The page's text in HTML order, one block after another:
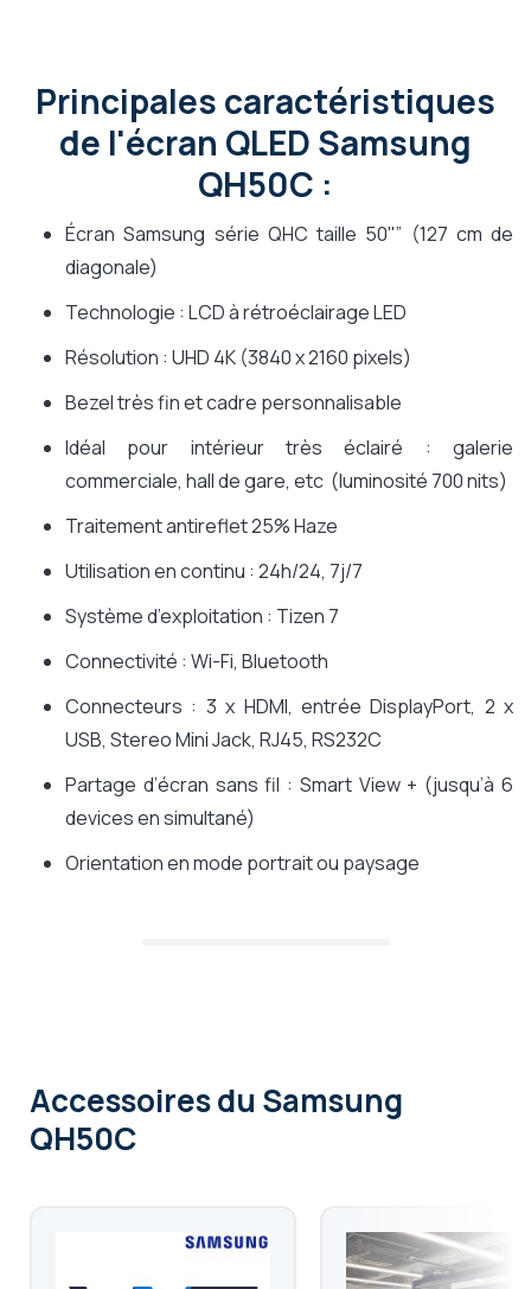
Principales caractéristiques
de l'écran QLED Samsung
QH50C :
Écran Samsung série QHC taille 50"” (127 cm de
diagonale)
Technologie : LCD à rétroéclairage LED
Résolution : UHD 4K (3840 x 2160 pixels)
Bezel très fin et cadre personnalisable
Idéal pour intérieur très éclairé : galerie
commerciale, hall de gare, etc (luminosité 700 nits)
Traitement antireflet 25% Haze
Utilisation en continu : 24h/24, 7j/7
Système d’exploitation : Tizen 7
Connectivité : Wi-Fi, Bluetooth
Connecteurs : 3 x HDMI, entrée DisplayPort, 2 x
USB, Stereo Mini Jack, RJ45, RS232C
Partage d’écran sans fil : Smart View + (jusqu’à 6
devices en simultané)
Orientation en mode portrait ou paysage
Accessoiresdu Samsung
QH50C